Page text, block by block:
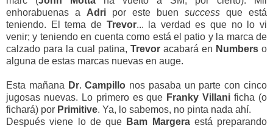
enhorabuenas a Adri por este buen success que está
teniendo. El tema de Trevor... la verdad es que no lo vi
venir; y teniendo en cuenta como está el patio y la marca de
calzado para la cual patina, Trevor acabará en Numbers o
alguna de estas marcas nuevas en auge.
Esta mañana Dr.Campillo nos pasaba un parte con cinco
jugosas nuevas. Lo primero es que Franky Villani ficha (o
fichará) por Primitive. Ya, lo sabemos, no pinta nada ahí.
Después viene lo de que Bam Margeraestá preparando